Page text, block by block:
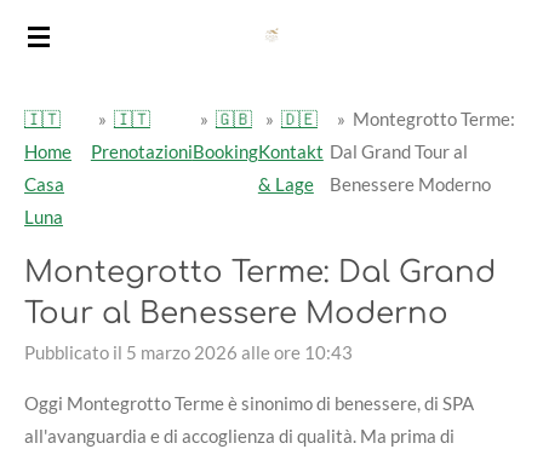
Vai
principale
🇮🇹
Home
Casa
Luna
» 🇮🇹
Prenotazioni
» 🇬🇧
Booking
» 🇩🇪
Kontakt
& Lage
» Montegrotto Terme:
Dal Grand Tour al
Benessere Moderno
Montegrotto Terme: Dal Grand
Tour al Benessere Moderno
Pubblicato il 5 marzo 2026 alle ore 10:43
Oggi Montegrotto Terme è sinonimo di benessere, di SPA
all'avanguardia e di accoglienza di qualità. Ma prima di